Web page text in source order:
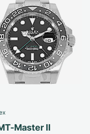
Master II